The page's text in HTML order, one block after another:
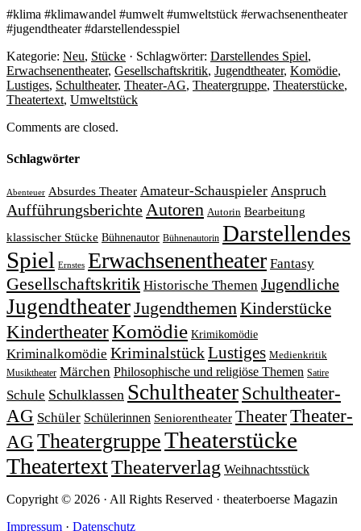
#klima #klimawandel #umwelt #umweltstück #erwachsenentheater
#jugendtheater #darstellendesspiel
Kategorie: Neu, Stücke · Schlagwörter: Darstellendes Spiel,
Erwachsenentheater, Gesellschaftskritik, Jugendtheater, Komödie,
Lustiges, Schultheater, Theater-AG, Theatergruppe, Theaterstücke,
Theatertext, Umweltstück
Comments are closed.
Schlagwörter
Abenteuer Absurdes Theater Amateur-Schauspieler Anspruch
AufführungsberichteAutoren Autorin Bearbeitung
klassischer Stücke Bühnenautor Bühnenautorin Darstellendes
Spiel Ernstes Erwachsenentheater Fantasy
Gesellschaftskritik Historische Themen Jugendliche
JugendtheaterJugendthemenKinderstücke
KindertheaterKomödie Krimikomödie
Kriminalkomödie KriminalstückLustiges Medienkritik
Musiktheater Märchen Philosophische und religiöse Themen Satire
Schule Schulklassen Schultheater Schultheater-
AG Schüler Schülerinnen Seniorentheater TheaterTheater-
AGTheatergruppeTheaterstücke
TheatertextTheaterverlag Weihnachtsstück
Copyright © 2026 · All Rights Reserved · theaterboerse Magazin
Impressum · Datenschutz